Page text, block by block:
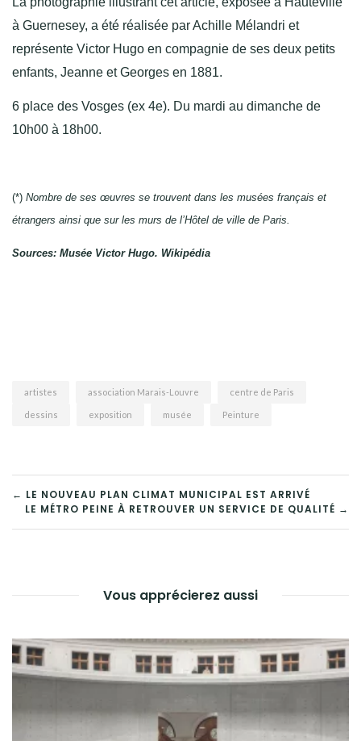
à Guernesey, a été réalisée par Achille Mélandri et
représente Victor Hugo en compagnie de ses deux petits
enfants, Jeanne et Georges en 1881.
6 place des Vosges (ex 4e). Du mardi au dimanche de
10h00 à 18h00.
(*) Nombre de ses œuvres se trouvent dans les musées français et
étrangers ainsi que sur les murs de l’Hôtel de ville de Paris.
Sources: Musée Victor Hugo. Wikipédia
artistes association Marais-Louvre centre de Paris
dessins exposition musée Peinture
NAVIGATION
DE
← LE NOUVEAU PLAN CLIMAT MUNICIPAL EST ARRIVÉ
LE MÉTRO PEINE À RETROUVER UN SERVICE DE QUALITÉ →
Vous apprécierez aussi